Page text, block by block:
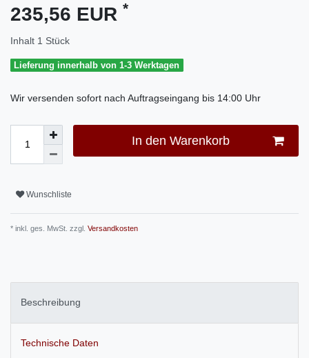
235,56 EUR *
Inhalt 1 Stück
Lieferung innerhalb von 1-3 Werktagen
Wir versenden sofort nach Auftragseingang bis 14:00 Uhr
In den Warenkorb
Wunschliste
* inkl. ges. MwSt. zzgl. Versandkosten
Beschreibung
Technische Daten